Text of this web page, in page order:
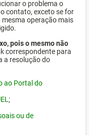
o problema o
contato, exceto se for
operação mais
pois o mesmo não
correspondente para
a resolução do
ao Portal do
;
ou de